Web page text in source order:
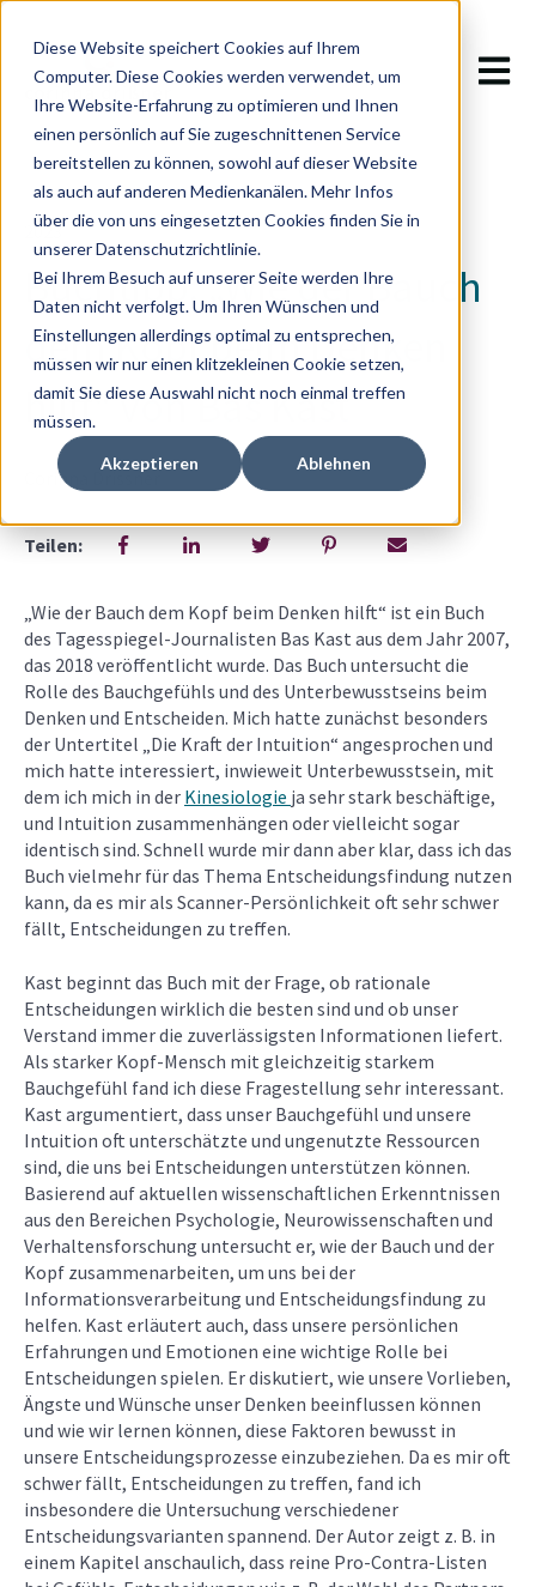
Diese Website speichert Cookies auf Ihrem
Computer. Diese Cookies werden verwendet, um
Ihre Website-Erfahrung zu optimieren und Ihnen
einen persönlich auf Sie zugeschnittenen Service
bereitstellen zu können, sowohl auf dieser Website
als auch auf anderen Medienkanälen. Mehr Infos
über die von uns eingesetzten Cookies finden Sie in
unserer Datenschutzrichtlinie.
Bei Ihrem Besuch auf unserer Seite werden Ihre
Daten nicht verfolgt. Um Ihren Wünschen und
Einstellungen allerdings optimal zu entsprechen,
müssen wir nur einen klitzekleinen Cookie setzen,
damit Sie diese Auswahl nicht noch einmal treffen
müssen.
Akzeptieren Ablehnen
2023
Buchtipp: „Wie der Bauch
dem Kopf beim Denken
hilft“ von Bas Kast
Corinna Drissner
Teilen:
„Wie der Bauch dem Kopf beim Denken hilft“ ist ein Buch
des Tagesspiegel-Journalisten Bas Kast aus dem Jahr 2007,
das 2018 veröffentlicht wurde. Das Buch untersucht die
Rolle des Bauchgefühls und des Unterbewusstseins beim
Denken und Entscheiden. Mich hatte zunächst besonders
der Untertitel „Die Kraft der Intuition“ angesprochen und
mich hatte interessiert, inwieweit Unterbewusstsein, mit
dem ich mich in der Kinesiologie ja sehr stark beschäftige,
und Intuition zusammenhängen oder vielleicht sogar
identisch sind. Schnell wurde mir dann aber klar, dass ich das
Buch vielmehr für das Thema Entscheidungsfindung nutzen
kann, da es mir als Scanner-Persönlichkeit oft sehr schwer
fällt, Entscheidungen zu treffen.
Kast beginnt das Buch mit der Frage, ob rationale
Entscheidungen wirklich die besten sind und ob unser
Verstand immer die zuverlässigsten Informationen liefert.
Als starker Kopf-Mensch mit gleichzeitig starkem
Bauchgefühl fand ich diese Fragestellung sehr interessant.
Kast argumentiert, dass unser Bauchgefühl und unsere
Intuition oft unterschätzte und ungenutzte Ressourcen
sind, die uns bei Entscheidungen unterstützen können.
Basierend auf aktuellen wissenschaftlichen Erkenntnissen
aus den Bereichen Psychologie, Neurowissenschaften und
Verhaltensforschung untersucht er, wie der Bauch und der
Kopf zusammenarbeiten, um uns bei der
Informationsverarbeitung und Entscheidungsfindung zu
helfen. Kast erläutert auch, dass unsere persönlichen
Erfahrungen und Emotionen eine wichtige Rolle bei
Entscheidungen spielen. Er diskutiert, wie unsere Vorlieben,
Ängste und Wünsche unser Denken beeinflussen können
und wie wir lernen können, diese Faktoren bewusst in
unsere Entscheidungsprozesse einzubeziehen. Da es mir oft
schwer fällt, Entscheidungen zu treffen, fand ich
insbesondere die Untersuchung verschiedener
Entscheidungsvarianten spannend. Der Autor zeigt z. B. in
einem Kapitel anschaulich, dass reine Pro-Contra-Listen